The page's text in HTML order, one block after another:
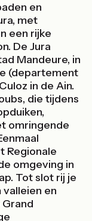
en
met
een rijke
De Jura
Mandeure, in
(departement
in de Ain.
die tijdens
omringende
Regionale
omgeving in
Tot slot rij je
valleien en
Grand